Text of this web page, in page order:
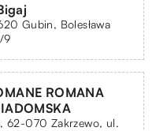
Gubin, Bolesława
9
ROMANA
62-070 Zakrzewo, ul.